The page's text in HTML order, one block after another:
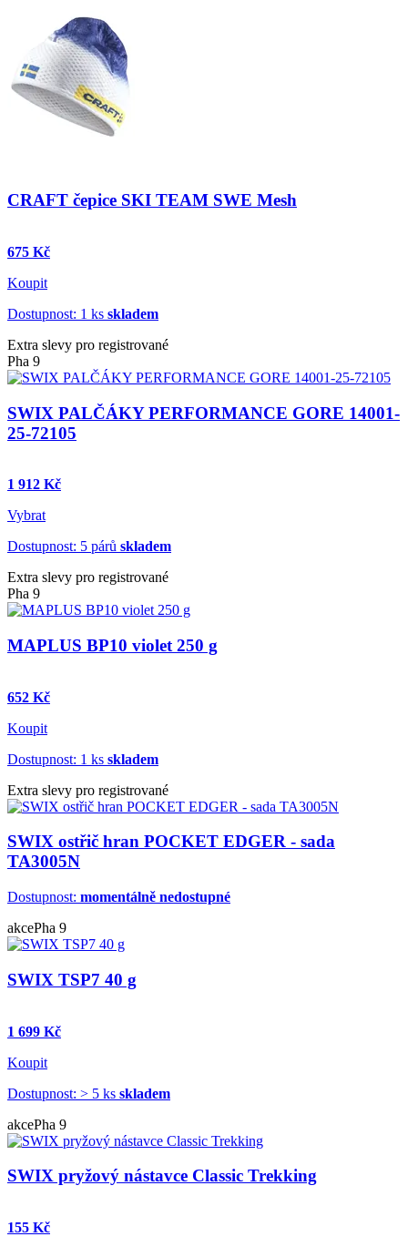
CRAFT čepice SKI TEAM SWE Mesh
675 Kč
Koupit
Dostupnost: 1 ks skladem
Extra slevy pro registrované
Pha 9
SWIX PALČÁKY PERFORMANCE GORE 14001-
25-72105
1 912 Kč
Vybrat
Dostupnost: 5 párů skladem
Extra slevy pro registrované
Pha 9
MAPLUS BP10 violet 250 g
652 Kč
Koupit
Dostupnost: 1 ks skladem
Extra slevy pro registrované
SWIX ostřič hran POCKET EDGER - sada
TA3005N
Dostupnost: momentálně nedostupné
akcePha 9
SWIX TSP7 40 g
1 699 Kč
Koupit
Dostupnost: > 5 ks skladem
akcePha 9
SWIX pryžový nástavce Classic Trekking
155 Kč